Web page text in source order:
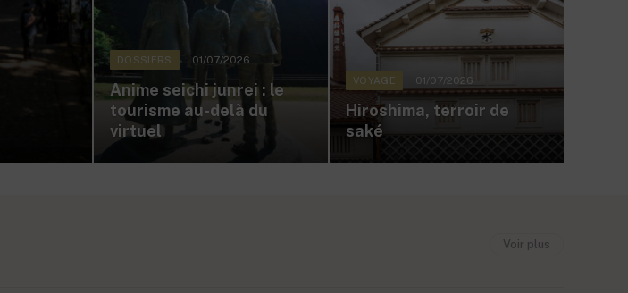
DOSSIERS 01/07/2026
Anime seichi junrei : le
tourisme au-delà du
virtuel
VOYAGE 01/07/2026
Hiroshima, terroir de
saké
Voir plus